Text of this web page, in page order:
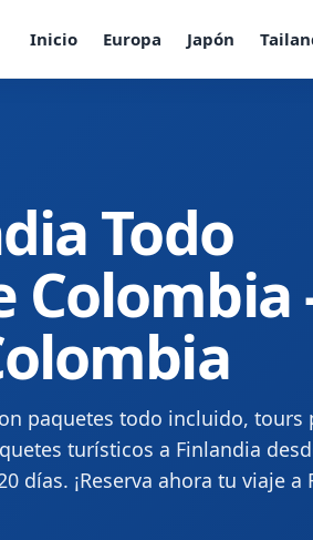
Inicio Europa Japón
Todo
Colombia
paquetes todo incluido, tours
turísticos a Finlandia
días. ¡Reserva ahora tu viaje a